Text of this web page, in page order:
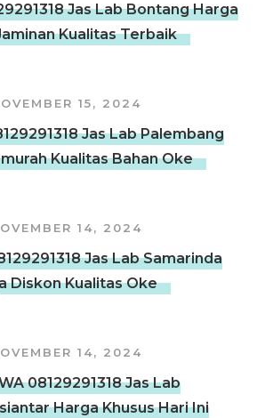
Jas Lab Bontang Harga
Kualitas Terbaik
15, 2024
Jas Lab Palembang
Kualitas Bahan Oke
14, 2024
Jas Lab Samarinda
Diskon Kualitas Oke
14, 2024
08129291318 Jas Lab
Harga Khusus Hari Ini